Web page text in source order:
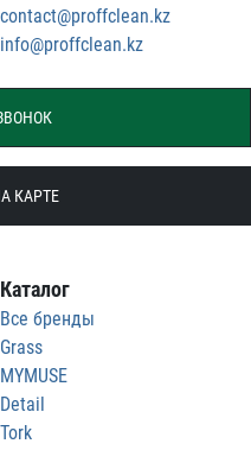
contact@proffclean.kz
info@proffclean.kz
КАРТЕ
Каталог
Все бренды
Grass
MYMUSE
Detail
Tork